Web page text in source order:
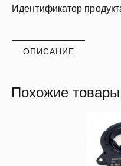
Идентификатор
ОПИСАНИЕ
Похожие товары